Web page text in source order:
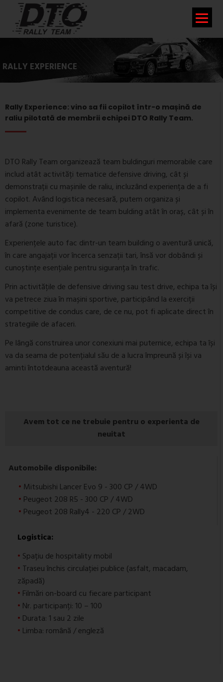
RALLY EXPERIENCE
Rally Experience: vino sa fii copilot într-o mașină de
raliu pilotată de membrii echipei DTO Rally Team.
DTO Rally Team organizează team buldinguri memorabile care
includ atât activități tematice defensive driving, cât și
demonstrații cu mașinile de raliu, incluzând experiența de a fi
copilot. Având logistica necesară, putem organiza și
implementa evenimente de team bulding atât în oraș, cât și în
afară (zone turistice).
Experiențele auto fac dintr-un team building o aventură unică,
în care angajații vor încerca senzații tari, însă vor dobândi și
cunoștințe esențiale pentru siguranța în trafic.
Prin activitățile de defensive driving sau test drive, echipa ta își
va petrece ziua în mașini sportive, participând la exerciții
competitive de condus care, de ce nu, pot fi aplicate direct în
strategiile de afaceri.
Pe lângă construirea unor conexiuni mai puternice, echipa ta își
va da seama de potențialul său de a lucra împreună și își va
aminti întotdeauna această aventură!
Avem tot ce ne trebuie pentru o experienta de
neuitat
Automobile disponibile:
• Mitsubishi Lancer Evo 9 - 300 CP / 4WD
• Peugeot 208 R5 - 300 CP / 4WD
• Peugeot 208 Rally4 - 220 CP / 2WD
Logistica:
• Spațiu de hospitality mobil
• Traseu închis circulației publice (asfalt, macadam,
zăpadă)
• Filmări on-board cu fiecare participant
• Nr. participanți: 10 – 100
• Durata: 1 sau 2 zile
• Limba: română / engleză